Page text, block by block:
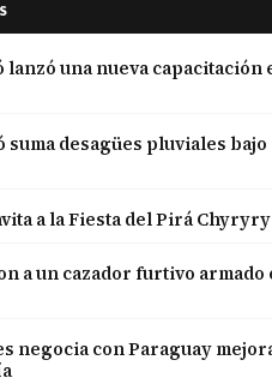
una nueva capacitación
suma desagües pluviales bajo
a la Fiesta del Pirá Chyryry
a un cazador furtivo armado
negocia con Paraguay